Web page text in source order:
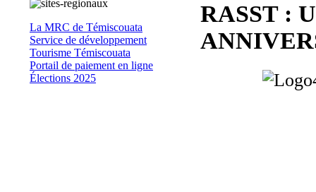
La MRC de Témiscouata
Service de développement
Tourisme Témiscouata
Portail de paiement en ligne
Élections 2025
RASST :